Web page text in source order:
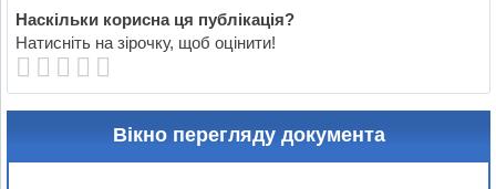
Наскільки корисна ця публікація?
Натисніть на зірочку, щоб оцінити!
Вікно перегляду документа